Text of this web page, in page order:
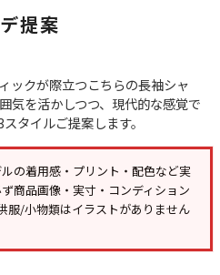
提案
ックが際立つこちらの長袖シャ
気を活かしつつ、現代的な感覚で
タイルご提案します。
の着用感・プリント・配色など実
商品画像・実寸・コンディション
服/小物類はイラストがありません